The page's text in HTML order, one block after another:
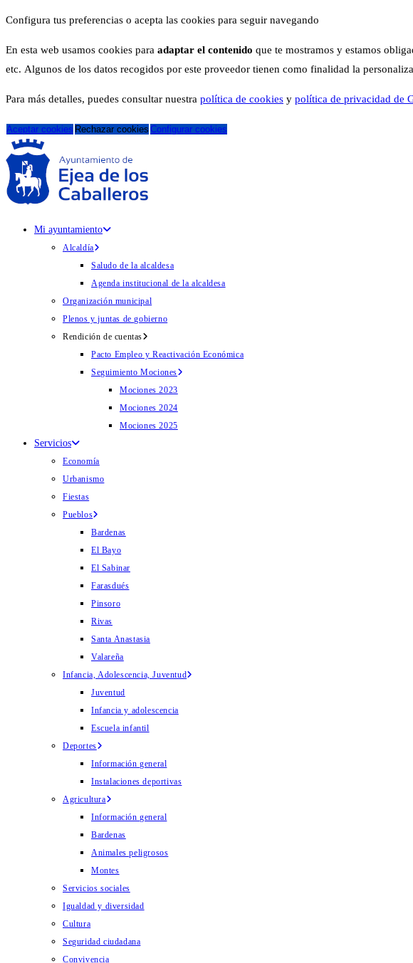
Configura tus preferencias o acepta las cookies para seguir navegando
En esta web usamos cookies para adaptar el contenido que te mostramos y estamos
etc. Algunos de los datos recogidos por este proveedor tienen como finalidad la
Para más detalles, puedes consultar nuestra política de cookies y política de privacidad de
Aceptar cookies Rechazar cookies Configurar cookies
Mi ayuntamiento
Alcaldía
Saludo de la alcaldesa
Agenda institucional de la alcaldesa
Organización municipal
Plenos y juntas de gobierno
Rendición de cuentas
Pacto Empleo y Reactivación Económica
Seguimiento Mociones
Mociones 2023
Mociones 2024
Mociones 2025
Servicios
Economía
Urbanismo
Fiestas
Pueblos
Bardenas
El Bayo
El Sabinar
Farasdués
Pinsoro
Rivas
Santa Anastasia
Valareña
Infancia, Adolescencia, Juventud
Juventud
Infancia y adolescencia
Escuela infantil
Deportes
Información general
Instalaciones deportivas
Agricultura
Información general
Bardenas
Animales peligrosos
Montes
Servicios sociales
Igualdad y diversidad
Cultura
Seguridad ciudadana
Convivencia